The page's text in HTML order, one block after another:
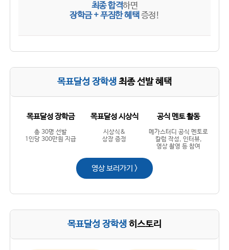
최종 합격하면
장학금 + 푸짐한 혜택 증정!
목표달성 장학생 최종 선발 혜택
목표달성 장학금
총 30명 선발
1인당 300만원 지급
목표달성 시상식
시상식&
상장 증정
공식 멘토 활동
메가스터디 공식 멘토로
칼럼 작성, 인터뷰,
영상 촬영 등 참여
영상 보러가기 >
목표달성 장학생 히스토리